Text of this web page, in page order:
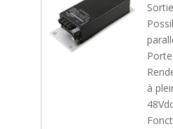
à